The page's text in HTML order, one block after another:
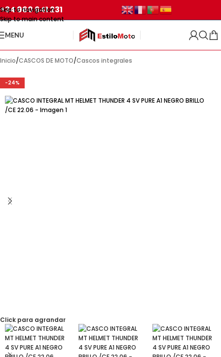
Skip to navigation
Skip to main content
+34 960 641 231
MENU
Inicio/CASCOS DE MOTO/Cascos integrales
-24%
Click para agrandar